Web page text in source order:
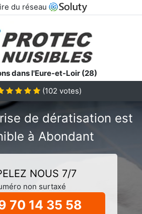
du réseau
dans l'Eure-et-Loir (28)
(102 votes)
de dératisation est
à Abondant
NOUS 7/7
non surtaxé
70 14 35 58